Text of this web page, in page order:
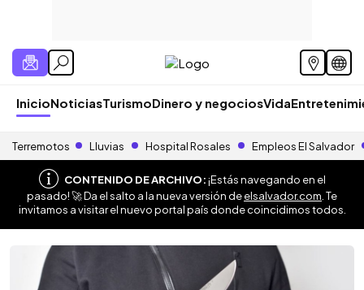
InicioNoticiasTurismoDinero y negociosVida
Terremotos Lluvias Hospital Rosales Empleos El Salvador
CONTENIDO DE ARCHIVO:¡Estás navegando en el
pasado! 🚀 Da el salto a la nueva versión deelsalvador.com . Te
invitamos a visitar el nuevo portal país donde coincidimos todos.